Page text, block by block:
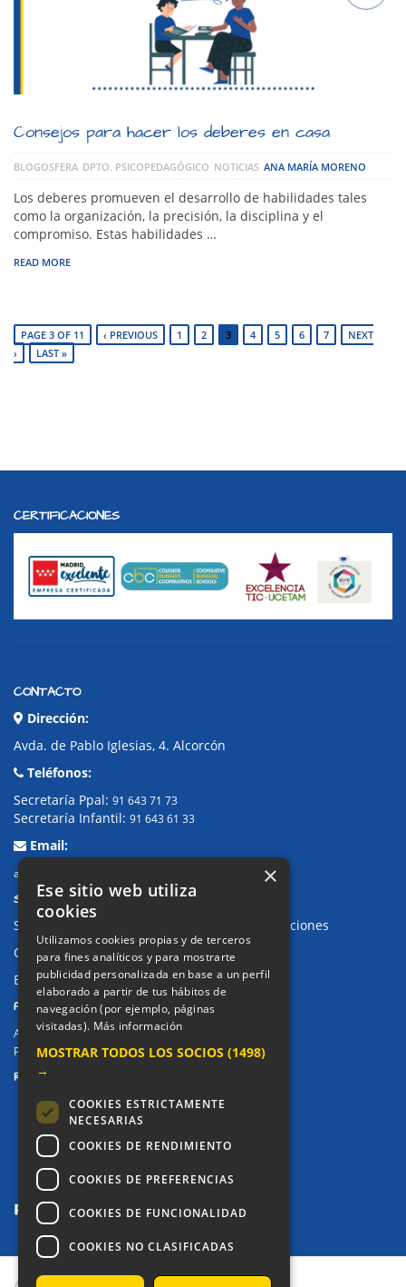
Consejos para hacer los deberes en casa
BLOGOSFERA DPTO. PSICOPEDAGÓGICO NOTICIAS ANA MARÍA MORENO
Los deberes promueven el desarrollo de habilidades tales
como la organización, la precisión, la disciplina y el
compromiso. Estas habilidades …
READ MORE
PAGE 3 OF 11 ‹ PREVIOUS 1 2 3 4 5 6 7
NEXT
›
LAST »
CERTIFICACIONES
CONTACTO
Dirección:
Avda. de Pablo Iglesias, 4. Alcorcón
Teléfonos:
Secretaría Ppal: 91 643 71 73
Secretaría Infantil: 91 643 61 33
Email:
alkor@colegioalkor.com
SUGERENCIAS Y CANAL DE DENUNCIAS
Sugerencias, Quejas, Reclamaciones y Felicitaciones
Canal de denuncias
Buzón denuncia drogas CM
PRIVACIDAD
Aviso legal / Política de privacidad
Política de Cookies
REDES SOCIALES
×
Ese sitio web utiliza
cookies
Utilizamos cookies propias y de terceros
para fines analíticos y para mostrarte
publicidad personalizada en base a un perfil
elaborado a partir de tus hábitos de
navegación (por ejemplo, páginas
visitadas). Más información
MOSTRAR TODOS LOS SOCIOS (1498)
→
COOKIES ESTRICTAMENTE
NECESARIAS
COOKIES DE RENDIMIENTO
COOKIES DE PREFERENCIAS
COOKIES DE FUNCIONALIDAD
COOKIES NO CLASIFICADAS